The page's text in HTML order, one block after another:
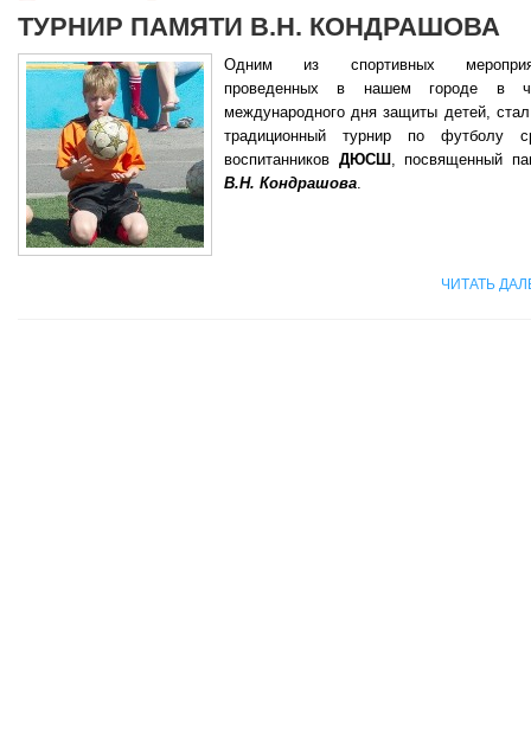
ТУРНИР ПАМЯТИ В.Н. КОНДРАШОВА
Одним из спортивных
проведенных в нашем городе в
международного дня защиты детей,
традиционный турнир по футболу
воспитанников ДЮСШ , посвященный
В.Н. Кондрашова.
ЧИТАТЬ